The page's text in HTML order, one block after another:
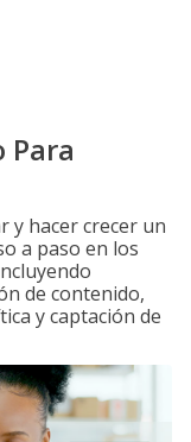
y hacer crecer un
a paso en los
de contenido,
y captación de